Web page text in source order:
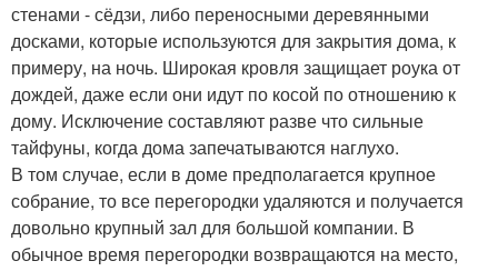
стенами - сёдзи, либо переносными деревянными
досками, которые используются для закрытия дома, к
примеру, на ночь. Широкая кровля защищает роука от
дождей, даже если они идут по косой по отношению к
дому. Исключение составляют разве что сильные
тайфуны, когда дома запечатываются наглухо.
В том случае, если в доме предполагается крупное
собрание, то все перегородки удаляются и получается
довольно крупный зал для большой компании. В
обычное время перегородки возвращаются на место,